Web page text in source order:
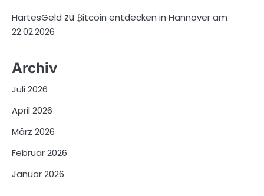
HartesGeld zu ₿itcoin entdecken in Hannover am
22.02.2026
Archiv
Juli 2026
April 2026
März 2026
Februar 2026
Januar 2026